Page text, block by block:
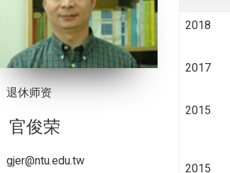
退休师资
官俊荣
gjer@ntu.edu.tw
2018
2017
2015
2015